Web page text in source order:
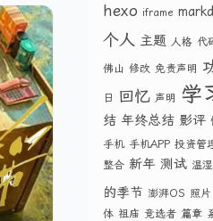
hexo iframe
个人 主题 人格 代
佛山 修改 免责声明
日 回忆 声明 学
结 年终总结 影评
手机 手机APP 投资管
整合 新年 测试 温
的季节 澎湃OS 照片
体 祖庙 竞选者 篇章